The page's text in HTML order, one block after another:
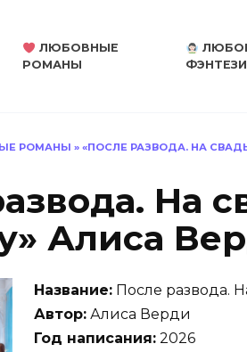
ЛЮБОВНЫЕ
РОМАНЫ
ФЭНТЕЗИ
РОМАНЫ » «ПОСЛЕ РАЗВОДА. НА
На
Алиса
Название: После развода.
Автор: Алиса Верди
Год написания: 2026